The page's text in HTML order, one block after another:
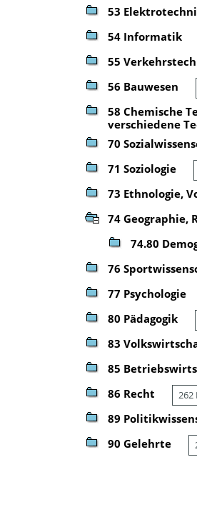
53
54 Informatik
55
56 Bauwesen
58 Chemische
verschiedene
70
71 Soziologie
73 Ethnologie,
74 Geographie,
74.80
76
77 Psychologie
80 Pädagogik
83
85
86 Recht 262
89
90 Gelehrte